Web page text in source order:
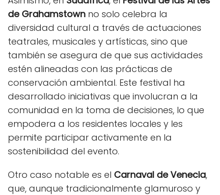
de Grahamstown no solo celebra la
diversidad cultural a través de actuaciones
teatrales, musicales y artísticas, sino que
también se asegura de que sus actividades
estén alineadas con las prácticas de
conservación ambiental. Este festival ha
desarrollado iniciativas que involucran a la
comunidad en la toma de decisiones, lo que
empodera a los residentes locales y les
permite participar activamente en la
sostenibilidad del evento.
Otro caso notable es el Carnaval de Venecia,
que, aunque tradicionalmente glamuroso y